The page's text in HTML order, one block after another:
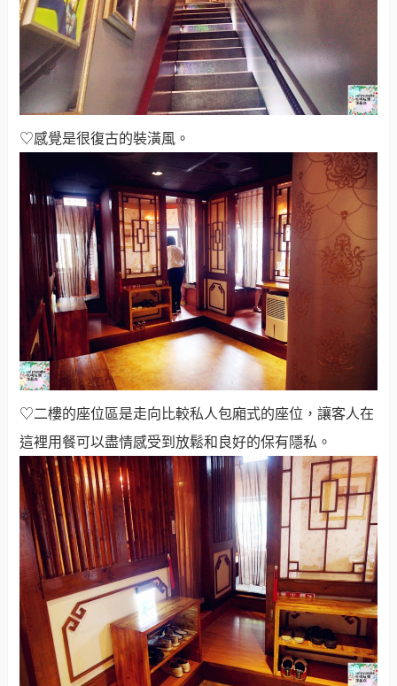
♡感覺是很復古的裝潢風。
♡二樓的座位區是走向比較私人包廂式的座位，讓客人在
這裡用餐可以盡情感受到放鬆和良好的保有隱私。